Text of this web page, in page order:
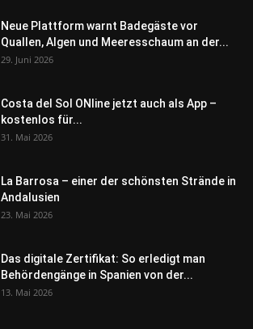
Neue Plattform warnt Badegäste vor
Quallen, Algen und Meeresschaum an der...
29. Juni 2026
Costa del Sol ONline jetzt auch als App –
kostenlos für...
31. Mai 2026
La Barrosa – einer der schönsten Strände in
Andalusien
23. Mai 2026
Das digitale Zertifikat: So erledigt man
Behördengänge in Spanien von der...
13. Mai 2026